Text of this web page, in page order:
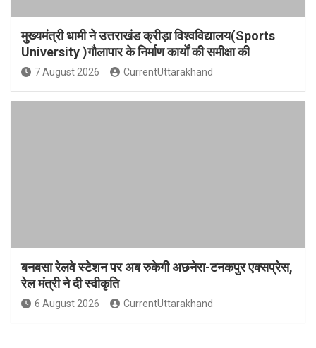
मुख्यमंत्री धामी ने उत्तराखंड क्रीड़ा विश्वविद्यालय(Sports
University )गौलापार के निर्माण कार्यों की समीक्षा की
7 August 2026 CurrentUttarakhand
बनबसा रेलवे स्टेशन पर अब रुकेगी अछनेरा-टनकपुर एक्सप्रेस,
रेल मंत्री ने दी स्वीकृति
6 August 2026 CurrentUttarakhand